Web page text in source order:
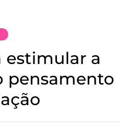
estimular a
pensamento